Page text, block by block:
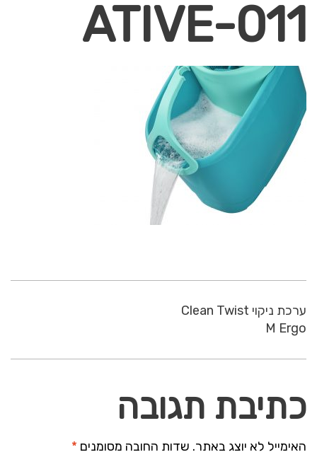
ATIVE-011
ערכת ניקוי Clean Twist
M Ergo
כתיבת תגובה
האימייל לא יוצג באתר. שדות החובה מסומנים *